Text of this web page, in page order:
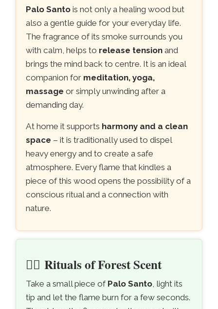
Palo Santo is not only a healing wood but
also a gentle guide for your everyday life.
The fragrance of its smoke surrounds you
with calm, helps to release tension and
brings the mind back to centre. It is an ideal
companion for meditation, yoga,
massage or simply unwinding after a
demanding day.
At home it supports harmony and a clean
space – it is traditionally used to dispel
heavy energy and to create a safe
atmosphere. Every flame that kindles a
piece of this wood opens the possibility of a
conscious ritual and a connection with
nature.
🧘‍♀️Rituals of Forest Scent
Take a small piece of Palo Santo, light its
tip and let the flame burn for a few seconds.